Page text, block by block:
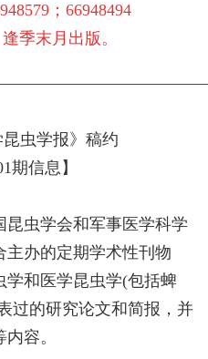
；66948494
季末月出版。
昆虫学报》稿约
期信息】
虫学会和军事医学科学
主办的定期学术性刊物
学和医学昆虫学(包括蜱
过的研究论文和简报，并
容。